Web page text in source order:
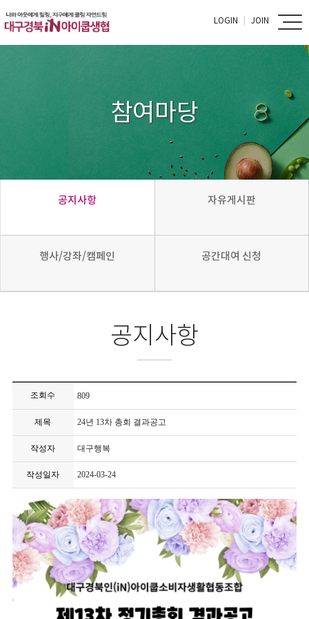
LOGIN JOIN
참여마당
공지사항 자유게시판
행사/강좌/캠페인 공간대여 신청
공지사항
조회수 809
제목 24년 13차 총회 결과공고
작성자 대구행복
작성일자 2024-03-24